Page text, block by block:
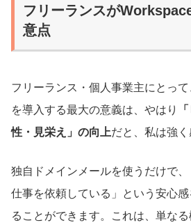
フリーランスが
意点
フリーランス・個人事業主にとっ
を導入する最大の意義は、やはり
性・見栄え」の向上だと、私は強く
独自ドメインメールを使うだけで
仕事を依頼している」という安心
ることができます。これは、単な